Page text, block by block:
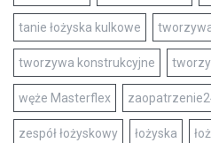
tanie łożyska kulkowe
tworzywa konstrukcyjne
węże Masterflex
zespół łożyskowy łożyska